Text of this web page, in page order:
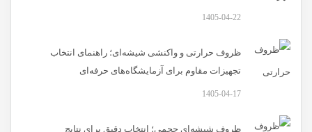
1405-04-22
ظروف حرارتی و واکنشی شیشه‌ای؛ راهنمای انتخاب
تجهیزات مقاوم برای آزمایشگاه‌های حرفه‌ای
1405-04-17
ظروف شیشه‌ای حجمی؛ انتخاب دقیق برای نتایج